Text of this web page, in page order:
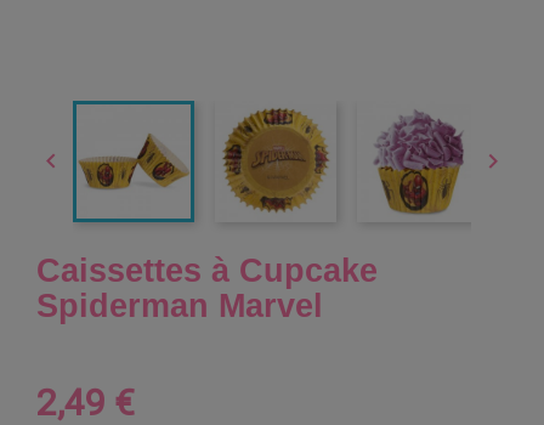
 
Caissettes à Cupcake
Spiderman Marvel
2,49 €